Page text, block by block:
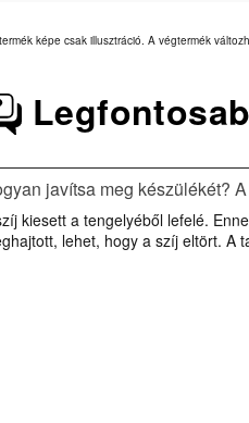
képe csak illusztráció. A végtermék
javítsa meg készülékét?
kiesett a tengelyéből lefelé.
lehet, hogy a szíj eltört. A